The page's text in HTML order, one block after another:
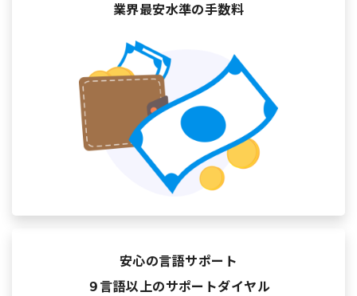
業界最安水準の手数料
安心の言語サポート
９言語以上のサポートダイヤル